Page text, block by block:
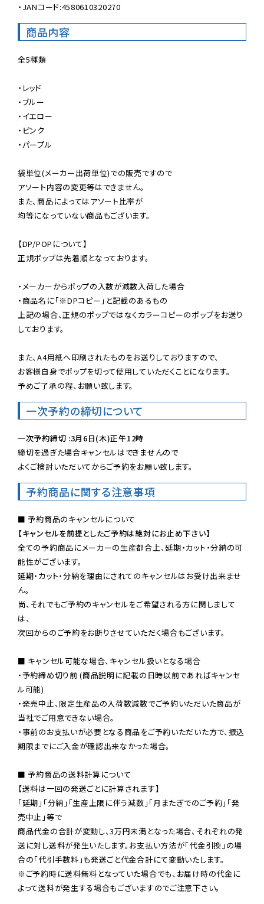
・JANコード:4580610320270
商品内容
全5種類
・レッド
・ブルー
・イエロー
・ピンク
・パープル
袋単位(メーカー出荷単位)での販売ですので
アソート内容の変更等はできません。
また、商品によってはアソート比率が
均等になっていない商品もございます。
【DP/POPについて】
正規ポップは先着順となっております。
・メーカーからポップの入数が減数入荷した場合
・商品名に「※DPコピー」と記載のあるもの
上記の場合、正規のポップではなくカラーコピーのポップをお送り
しております。
また、A4用紙へ印刷されたものをお送りしておりますので、
お客様自身でポップを切って使用していただくことになります。
予めご了承の程、お願い致します。
一次予約の締切について
一次予約締切 :3月6日(木)正午12時
締切を過ぎた場合キャンセルはできませんので
よくご検討いただいてからご予約をお願い致します。
予約商品に関する注意事項
【キャンセルを前提としたご予約は絶対にお止め下さい】
全ての予約商品にメーカーの生産都合上、延期・カット・分納の可
能性がございます。
延期・カット・分納を理由にされてのキャンセルはお受け出来ませ
ん。
尚、それでもご予約のキャンセルをご希望される方に関しまして
は、
次回からのご予約をお断りさせていただく場合もございます。
■ キャンセル可能な場合、キャンセル扱いとなる場合
・予約締め切り前 (商品説明に記載の日時以前であればキャンセ
ル可能)
・発売中止、限定生産品の入荷数減数でご予約いただいた商品が
当社でご用意できない場合。
・事前のお支払いが必要となる商品をご予約いただいた方で、振込
期限までにご入金が確認出来なかった場合。
■ 予約商品の送料計算について
【送料は一回の発送ごとに計算されます】
「延期」「分納」「生産上限に伴う減数」「月またぎでのご予約」「発
売中止」等で
商品代金の合計が変動し、3万円未満となった場合、それぞれの発
送に対し送料が発生いたします。お支払い方法が「代金引換」の場
※ご予約時に送料無料となっていた場合でも、お届け時の代金に
よって送料が発生する場合もございますのでご注意下さい。